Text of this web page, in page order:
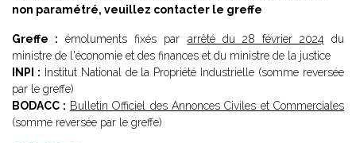
non paramétré, veuillez contacter le greffe
Greffe : émoluments fixés par arrêté du 28 février 2024 du
ministre de l'économie et des finances et du ministre de la justice
INPI : Institut National de la Propriété Industrielle (somme reversée
par le greffe)
BODACC : Bulletin Officiel des Annonces Civiles et Commerciales
(somme reversée par le greffe)